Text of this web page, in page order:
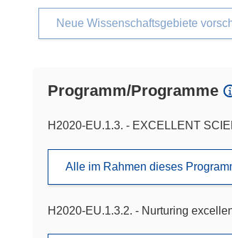
Neue Wissenschaftsgebiete
Programm/Programme
H2020-EU.1.3. - EXCELLENT
Alle im Rahmen dieses
H2020-EU.1.3.2. - Nurturing